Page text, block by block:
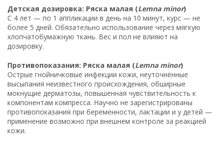
Детская дозировка: Ряска малая (Lemna minor)
С 4 лет — по 1 аппликации в день на 10 минут, курс — не
более 5 дней. Обязательно использование через мягкую
хлопчатобумажную ткань. Вес и пол не влияют на
дозировку.
Противопоказания: Ряска малая (Lemna minor)
Острые гнойничковые инфекции кожи, неуточнённые
высыпания неизвестного происхождения, обширные
мокнущие дерматозы, повышенная чувствительность к
компонентам компресса. Научно не зарегистрированы
противопоказания при беременности, лактации и у детей —
применение возможно при внешнем контроле за реакцией
кожи.